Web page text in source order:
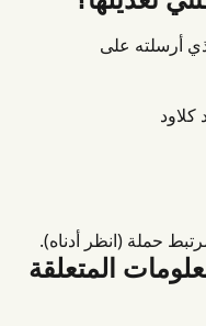
أرسلته على
كلاود
حملة (انظر أدناه).
المتعلقة